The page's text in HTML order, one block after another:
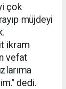
çok
müjdeyi
ikram
vefat
dedi.